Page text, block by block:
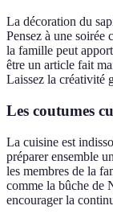
La décoration du
Pensez à une soirée
la famille peut
être un article fait
Laissez la créativité
Les coutumes
La cuisine est
préparer ensemble
les membres de la
comme la bûche de
encourager la